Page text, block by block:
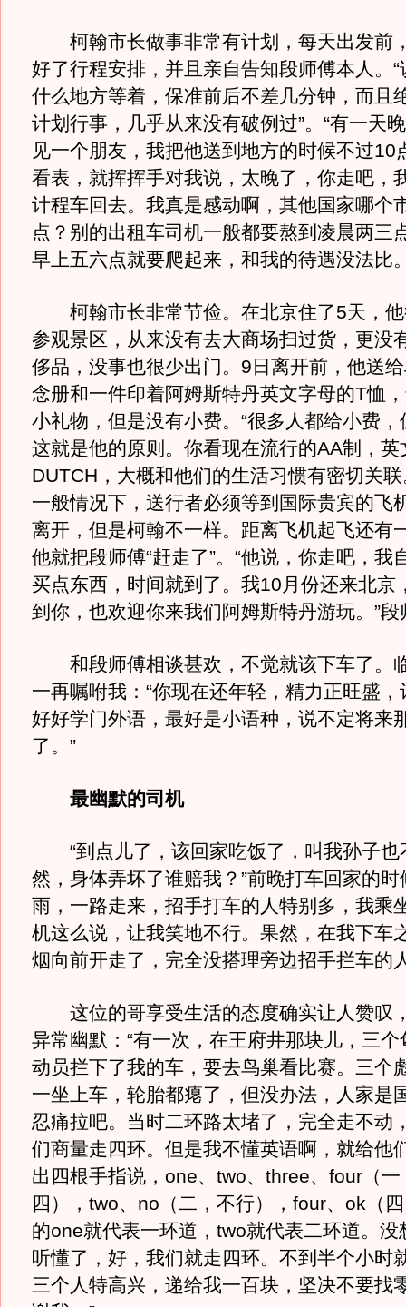
柯翰市长做事非常有计划，每天出发前
好了行程安排，并且亲自告知段师傅本人。
什么地方等着，保准前后不差几分钟，而且
计划行事，几乎从来没有破例过”。“有一天
见一个朋友，我把他送到地方的时候不过10
看表，就挥挥手对我说，太晚了，你走吧，
计程车回去。我真是感动啊，其他国家哪个
点？别的出租车司机一般都要熬到凌晨两三
早上五六点就要爬起来，和我的待遇没法比
柯翰市长非常节俭。在北京住了5天，他
参观景区，从来没有去大商场扫过货，更没
侈品，没事也很少出门。9日离开前，他送
念册和一件印着阿姆斯特丹英文字母的T恤
小礼物，但是没有小费。“很多人都给小费
这就是他的原则。你看现在流行的AA制，英
DUTCH，大概和他们的生活习惯有密切关联
一般情况下，送行者必须等到国际贵宾的飞
离开，但是柯翰不一样。距离飞机起飞还有
他就把段师傅“赶走了”。“他说，你走吧，我
买点东西，时间就到了。我10月份还来北京
到你，也欢迎你来我们阿姆斯特丹游玩。”段
和段师傅相谈甚欢，不觉就该下车了。
一再嘱咐我：“你现在还年轻，精力正旺盛
好好学门外语，最好是小语种，说不定将来
了。”
最幽默的司机
“到点儿了，该回家吃饭了，叫我孙子也
然，身体弄坏了谁赔我？”前晚打车回家的
雨，一路走来，招手打车的人特别多，我乘
机这么说，让我笑地不行。果然，在我下车
烟向前开走了，完全没搭理旁边招手拦车的
这位的哥享受生活的态度确实让人赞叹
异常幽默：“有一次，在王府井那块儿，三
动员拦下了我的车，要去鸟巢看比赛。三个
一坐上车，轮胎都瘪了，但没办法，人家是
忍痛拉吧。当时二环路太堵了，完全走不动
们商量走四环。但是我不懂英语啊，就给他
出四根手指说，one、two、three、four（一
四），two、no（二，不行），four、ok（
的one就代表一环道，two就代表二环道。没
听懂了，好，我们就走四环。不到半个小时
三个人特高兴，递给我一百块，坚决不要找